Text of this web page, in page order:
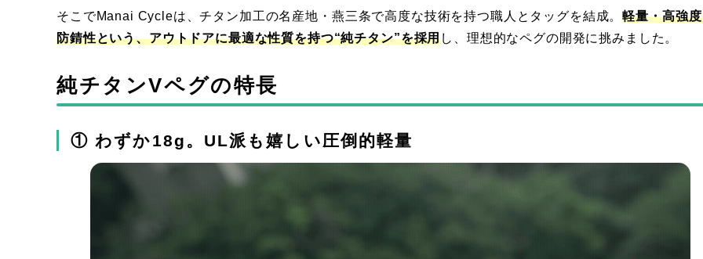
そこでManai Cycleは、チタン加工の名産地・燕三条で高度な技術を持つ職人とタッグを結成。軽量・高強
防錆性という、アウトドアに最適な性質を持つ“純チタン”を採用し、理想的なペグの開発に挑みました。
純チタンVペグの特長
① わずか18g。UL派も嬉しい圧倒的軽量